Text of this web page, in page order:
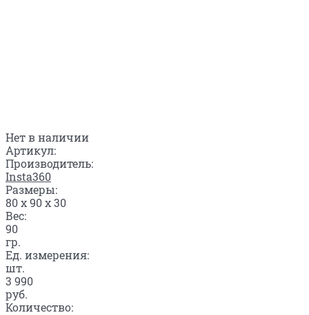
Нет в наличии
Артикул:
Производитель:
Insta360
Размеры:
80 x 90 x 30
Вес:
90
гр.
Ед. измерения:
шт.
3 990
руб.
Количество: